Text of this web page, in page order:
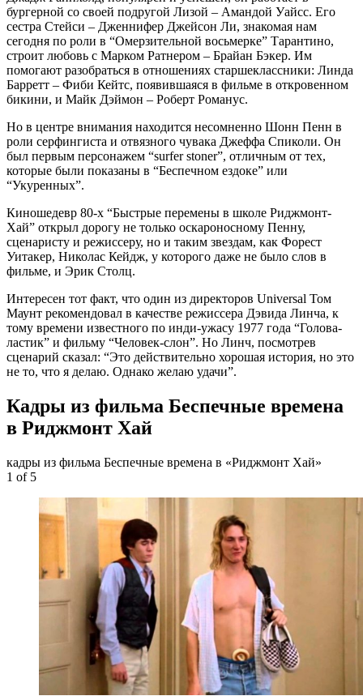
бургерной со своей подругой Лизой – Амандой Уайсс. Его
сестра Стейси – Дженнифер Джейсон Ли, знакомая нам
сегодня по роли в “Омерзительной восьмерке” Тарантино,
строит любовь с Марком Ратнером – Брайан Бэкер. Им
помогают разобраться в отношениях старшеклассники: Линда
Барретт – Фиби Кейтс, появившаяся в фильме в откровенном
бикини, и Майк Дэймон – Роберт Романус.
Но в центре внимания находится несомненно Шонн Пенн в
роли серфингиста и отвязного чувака Джеффа Спиколи. Он
был первым персонажем “surfer stoner”, отличным от тех,
которые были показаны в “Беспечном ездоке” или
“Укуренных”.
Киношедевр 80-х “Быстрые перемены в школе Риджмонт-
Хай” открыл дорогу не только оскароносному Пенну,
сценаристу и режиссеру, но и таким звездам, как Форест
Уитакер, Николас Кейдж, у которого даже не было слов в
фильме, и Эрик Столц.
Интересен тот факт, что один из директоров Universal Том
Маунт рекомендовал в качестве режиссера Дэвида Линча, к
тому времени известного по инди-ужасу 1977 года “Голова-
ластик” и фильму “Человек-слон”. Но Линч, посмотрев
сценарий сказал: “Это действительно хорошая история, но это
не то, что я делаю. Однако желаю удачи”.
Кадры из фильма Беспечные времена
в Риджмонт Хай
кадры из фильма Беспечные времена в «Риджмонт Хай»
1 of 5